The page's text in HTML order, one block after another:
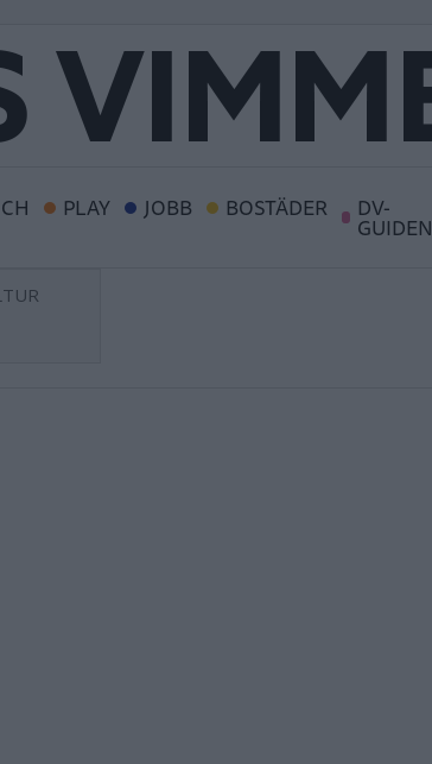
PLAY JOBB BOSTÄDER DV-
GUIDEN